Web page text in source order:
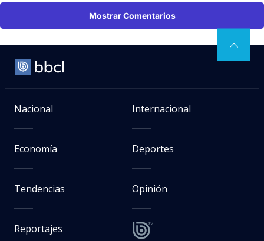
Mostrar Comentarios
Nacional Internacional
Economía Deportes
Tendencias Opinión
Reportajes